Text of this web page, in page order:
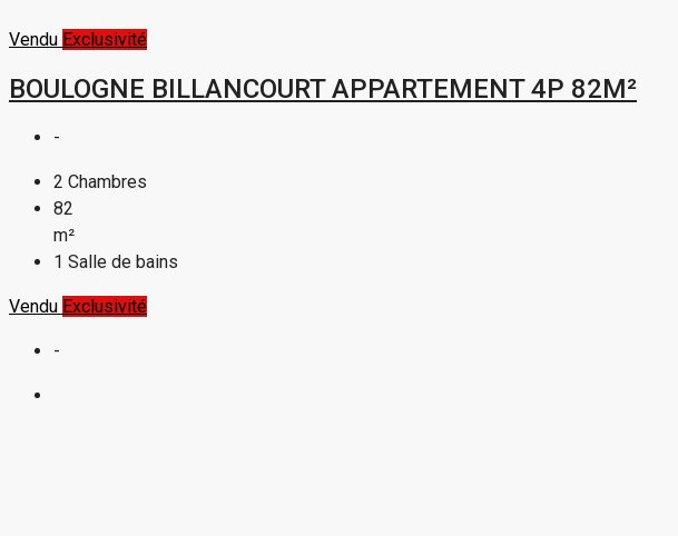
Vendu Exclusivité
BOULOGNE BILLANCOURT APPARTEMENT 4P 82M²
-
2 Chambres
82
m²
1 Salle de bains
Vendu Exclusivité
-